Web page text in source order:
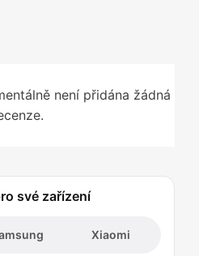
není přidána žádná
své zařízení
Xiaomi